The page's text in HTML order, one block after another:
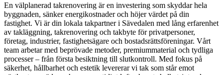
En välplanerad takrenovering är en investering som skyddar hela
byggnaden, sänker energikostnader och höjer värdet på din
fastighet. Vi är din lokala takpartner i Sävedalen med lång erfarenhet
av takläggning, takrenovering och takbyte för privatpersoner,
företag, industrier, fastighetsägare och bostadsrättsföreningar. Vårt
team arbetar med beprövade metoder, premiummaterial och tydliga
processer – från första besiktning till slutkontroll. Med fokus på
säkerhet, hållbarhet och estetik levererar vi tak som står emot